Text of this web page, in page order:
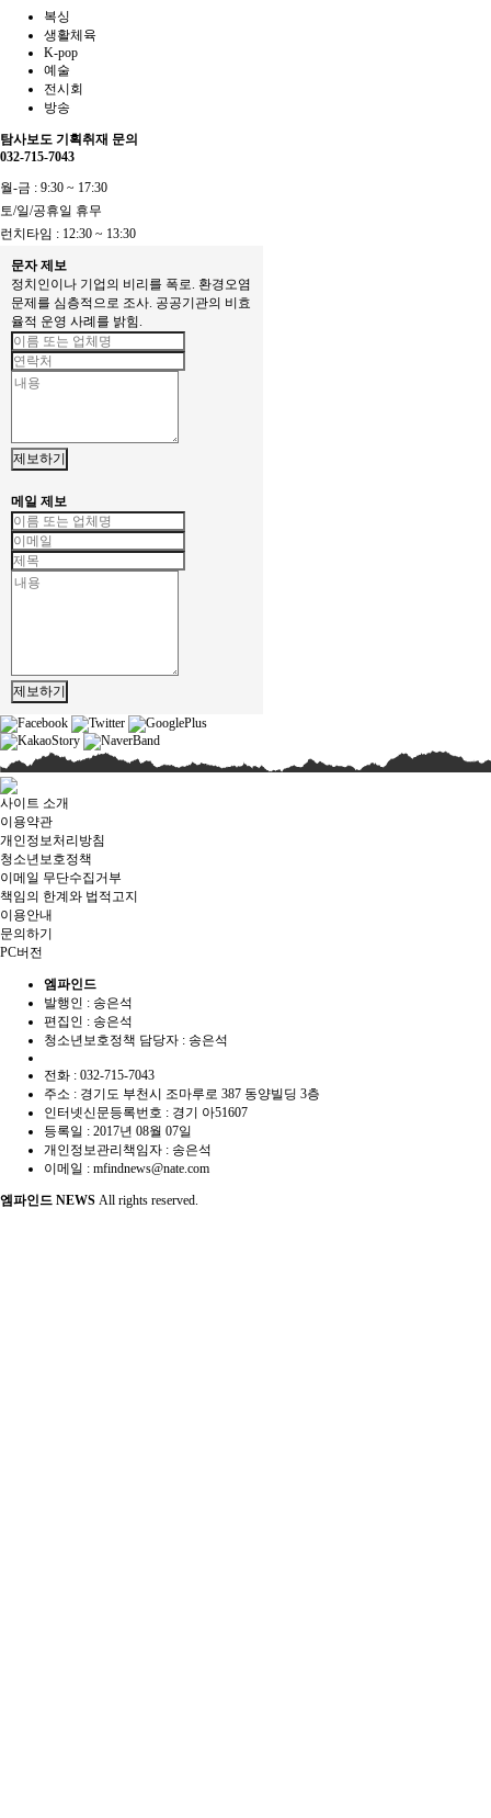
복싱
생활체육
K-pop
예술
전시회
방송
탐사보도 기획취재 문의
032-715-7043
월-금 : 9:30 ~ 17:30
토/일/공휴일 휴무
런치타임 : 12:30 ~ 13:30
문자 제보
정치인이나 기업의 비리를 폭로. 환경오염
문제를 심층적으로 조사. 공공기관의 비효
율적 운영 사례를 밝힘.
제보하기
메일 제보
제보하기
사이트 소개
이용약관
개인정보처리방침
청소년보호정책
이메일 무단수집거부
책임의 한계와 법적고지
이용안내
문의하기
PC버전
엠파인드
발행인 : 송은석
편집인 : 송은석
청소년보호정책 담당자 : 송은석
전화 : 032-715-7043
주소 : 경기도 부천시 조마루로 387 동양빌딩 3층
인터넷신문등록번호 : 경기 아51607
등록일 : 2017년 08월 07일
개인정보관리책임자 : 송은석
이메일 : mfindnews@nate.com
엠파인드 NEWS All rights reserved.